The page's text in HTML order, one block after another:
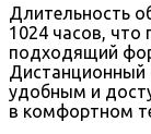
Длительность
1024 часов, что
подходящий
Дистанционный
удобным и
в комфортном